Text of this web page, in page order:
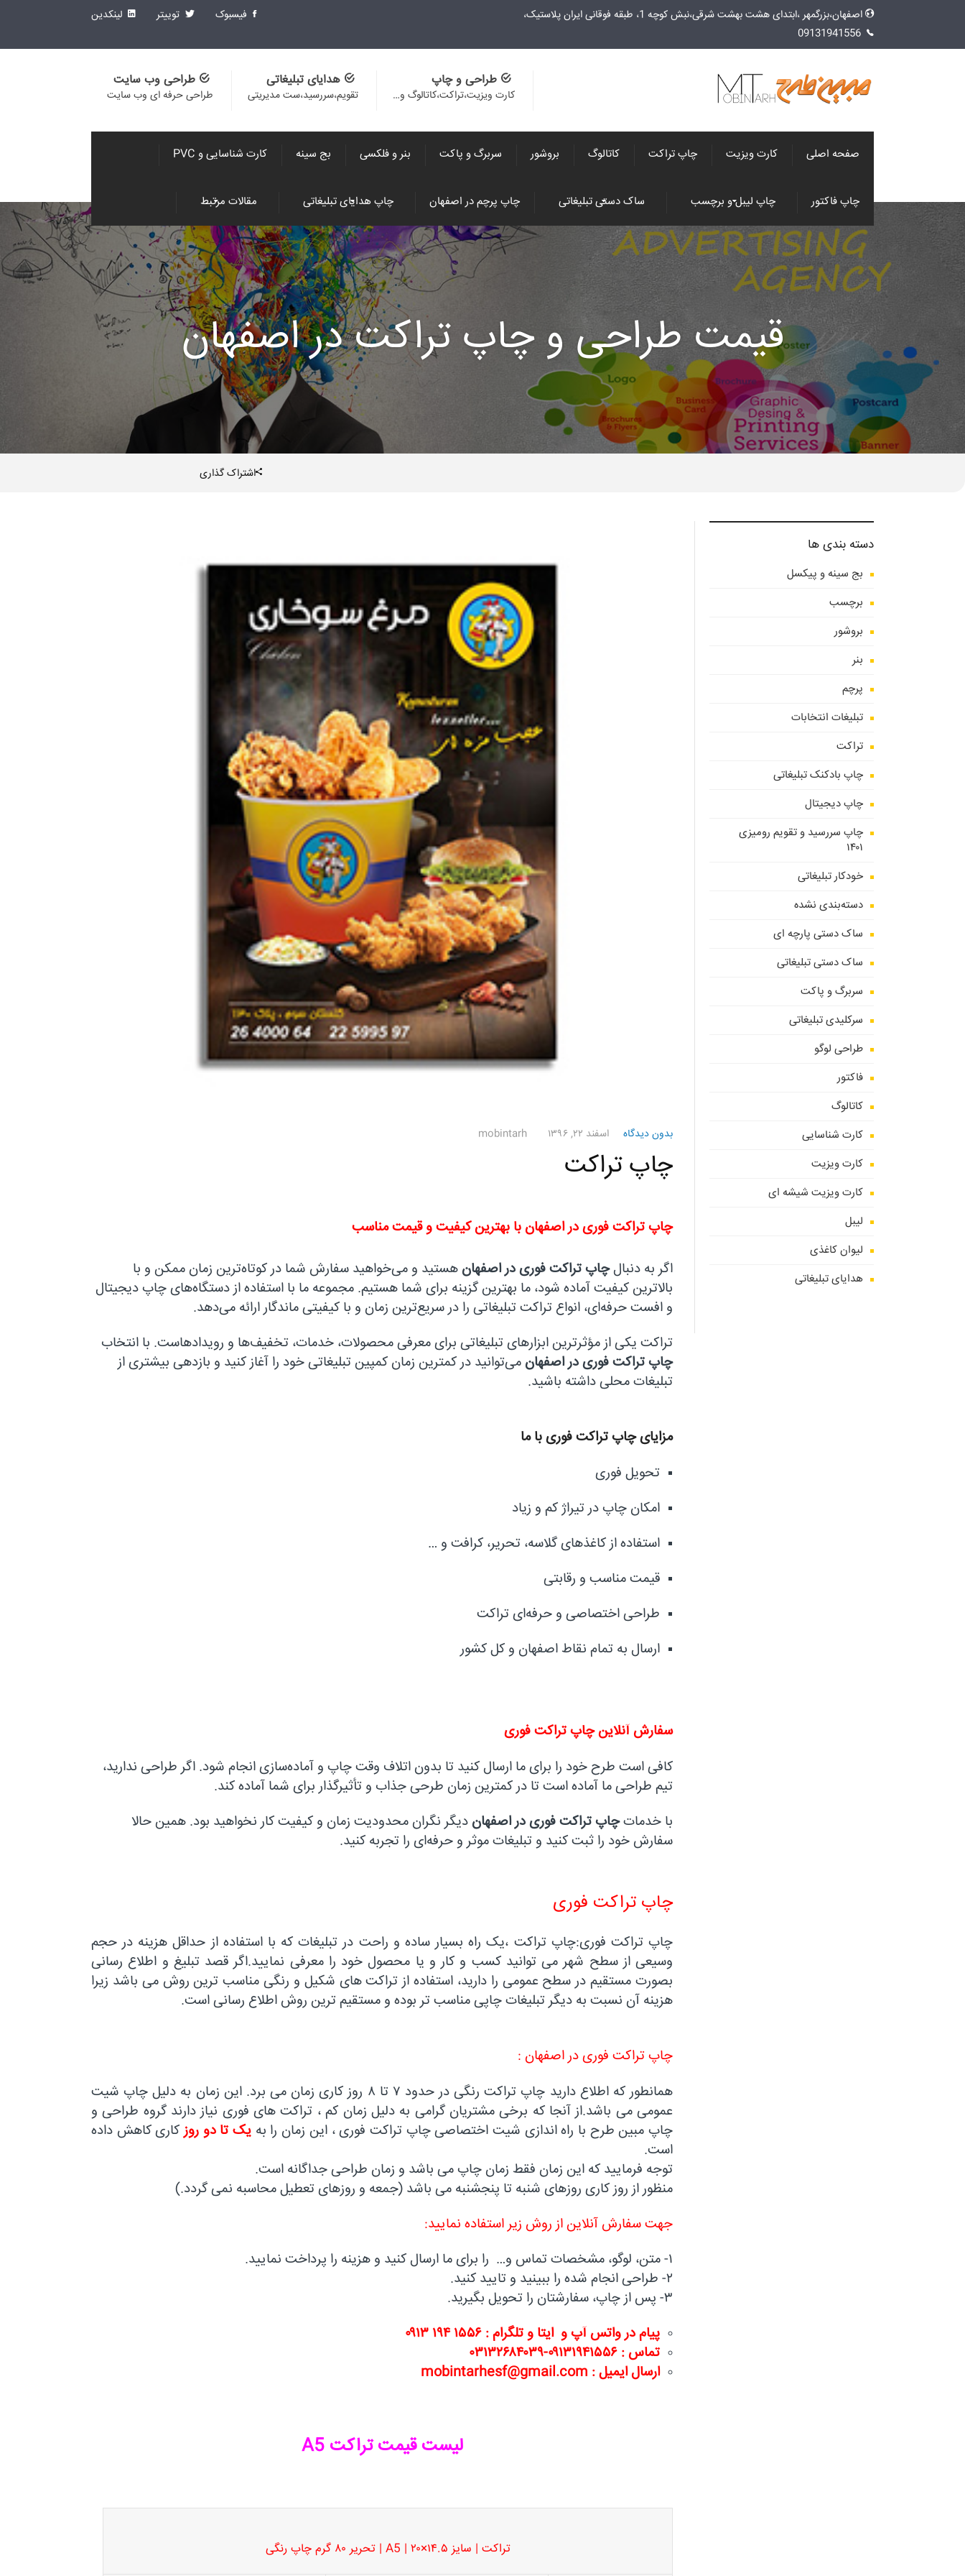
اصفهان،بزرگمهر ،ابتدای هشت بهشت شرقی،نبش کوچه 1، طبقه فوقانی ایران پلاستیک،
فیسبوک توییتر لینکدین
طراحی وب سایت
طراحی حرفه ای وب سایت
هدایای تبلیغاتی
تقویم،سررسید،ست مدیریتی
طراحی و چاپ
کارت ویزیت،تراکت،کاتالوگ و…
صفحه اصلی کارت ویزیت چاپ تراکت کاتالوگ بروشور سربرگ و پاکت بنر و فلکسی بج سینه کارت شناسایی و PVC
چاپ فاکتور چاپ لیبل و برچسب ساک دستی تبلیغاتی چاپ پرچم در اصفهان چاپ هدایای تبلیغاتی مقالات مرتبط
قیمت طراحی و چاپ تراکت در اصفهان
اشتراک گذاری
اسفند ۲۲, ۱۳۹۶ mobintarh بدون دیدگاه
چاپ تراکت
چاپ تراکت فوری در اصفهان با بهترین کیفیت و قیمت مناسب
اگر به دنبالچاپ تراکت فوری در اصفهان هستید و می‌خواهید سفارش شما در کوتاه‌ترین زمان ممکن و با
بالاترین کیفیت آماده شود، ما بهترین گزینه برای شما هستیم. مجموعه ما با استفاده از دستگاه‌های چاپ دیجیتال
و افست حرفه‌ای، انواع تراکت تبلیغاتی را در سریع‌ترین زمان و با کیفیتی ماندگار ارائه می‌دهد.
تراکت یکی از مؤثرترین ابزارهای تبلیغاتی برای معرفی محصولات، خدمات، تخفیف‌ها و رویدادهاست. با انتخاب
چاپ تراکت فوری در اصفهان می‌توانید در کمترین زمان کمپین تبلیغاتی خود را آغاز کنید و بازدهی بیشتری از
تبلیغات محلی داشته باشید.
مزایای چاپ تراکت فوری با ما
تحویل فوری
امکان چاپ در تیراژ کم و زیاد
استفاده از کاغذهای گلاسه، تحریر، کرافت و …
قیمت مناسب و رقابتی
طراحی اختصاصی و حرفه‌ای تراکت
ارسال به تمام نقاط اصفهان و کل کشور
سفارش آنلاین چاپ تراکت فوری
کافی است طرح خود را برای ما ارسال کنید تا بدون اتلاف وقت چاپ و آماده‌سازی انجام شود. اگر طراحی ندارید،
تیم طراحی ما آماده است تا در کمترین زمان طرحی جذاب و تأثیرگذار برای شما آماده کند.
با خدماتچاپ تراکت فوری در اصفهان دیگر نگران محدودیت زمان و کیفیت کار نخواهید بود. همین حالا
سفارش خود را ثبت کنید و تبلیغات موثر و حرفه‌ای را تجربه کنید.
چاپ تراکت فوری
چاپ تراکت فوری:چاپ تراکت ،یک راه بسیار ساده و راحت در تبلیغات که با استفاده از حداقل هزینه در حجم
وسیعی از سطح شهر می توانید کسب و کار و یا محصول خود را معرفی نمایید.اگر قصد تبلیغ و اطلاع رسانی
بصورت مستقیم در سطح عمومی را دارید، استفاده از تراکت های شکیل و رنگی مناسب ترین روش می باشد زیرا
هزینه آن نسبت به دیگر تبلیغات چاپی مناسب تر بوده و مستقیم ترین روش اطلاع رسانی است.
چاپ تراکت فوری در اصفهان :
همانطور که اطلاع دارید چاپ تراکت رنگی در حدود ۷ تا ۸ روز کاری زمان می برد. این زمان به دلیل چاپ شیت
عمومی می باشد.از آنجا که برخی مشتریان گرامی به دلیل زمان کم ، تراکت های فوری نیاز دارند گروه طراحی و
چاپ مبین طرح با راه اندازی شیت اختصاصی چاپ تراکت فوری ، این زمان را به یک تا دو روزکاری کاهش داده
است.
توجه فرمایید که این زمان فقط زمان چاپ می باشد و زمان طراحی جداگانه است.
منظور از روز کاری روزهای شنبه تا پنجشنبه می باشد (جمعه و روزهای تعطیل محاسبه نمی گردد.)
جهت سفارش آنلاین از روش زیر استفاده نمایید:
۱- متن، لوگو، مشخصات تماس و… را برای ما ارسال کنید و هزینه را پرداخت نمایید.
۲- طراحی انجام شده را ببینید و تایید کنید.
۳- پس از چاپ، سفارشتان را تحویل بگیرید.
پیام درواتس آپ و ایتا و تلگرام : ۱۵۵۶ ۱۹۴ ۰۹۱۳
تماس : ۰۹۱۳۱۹۴۱۵۵۶-۰۳۱۳۲۶۸۴۰۳۹
ارسال ایمیل : mobintarhesf@gmail.com
لیست قیمت تراکت A5
تراکت | سایز ۱۴.۵×۲۰ | A5 | تحریر ۸۰ گرم چاپ رنگی
دسته بندی ها
بج سینه و پیکسل
برچسب
بروشور
بنر
پرچم
تبلیغات انتخابات
تراکت
چاپ بادکنک تبلیغاتی
چاپ دیجیتال
چاپ سررسید و تقویم رومیزی
۱۴۰۱
خودکار تبلیغاتی
دسته‌بندی نشده
ساک دستی پارچه ای
ساک دستی تبلیغاتی
سربرگ و پاکت
سرکلیدی تبلیغاتی
طراحی لوگو
فاکتور
کاتالوگ
کارت شناسایی
کارت ویزیت
کارت ویزیت شیشه ای
لیبل
لیوان کاغذی
هدایای تبلیغاتی